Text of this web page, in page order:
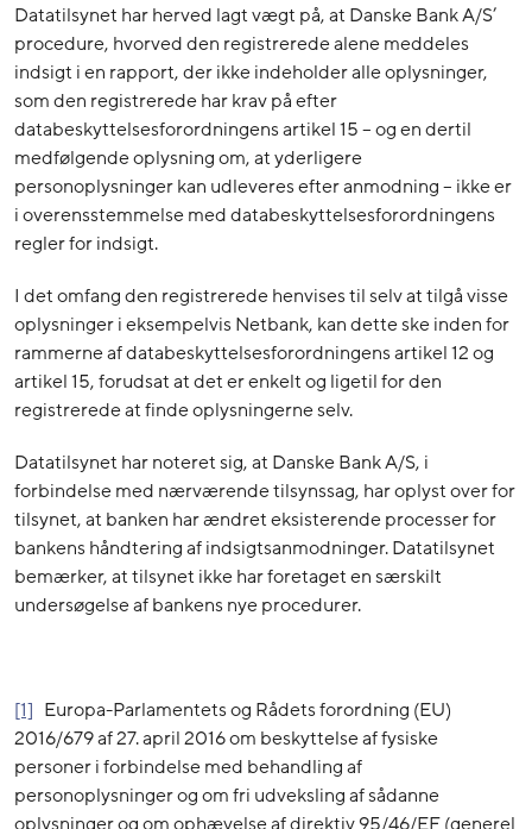
Datatilsynet har herved lagt vægt på, at Danske Bank A/S’
procedure, hvorved den registrerede alene meddeles
indsigt i en rapport, der ikke indeholder alle oplysninger,
som den registrerede har krav på efter
databeskyttelsesforordningens artikel 15 – og en dertil
medfølgende oplysning om, at yderligere
personoplysninger kan udleveres efter anmodning – ikke er
i overensstemmelse med databeskyttelsesforordningens
regler for indsigt.
I det omfang den registrerede henvises til selv at tilgå visse
oplysninger i eksempelvis Netbank, kan dette ske inden for
rammerne af databeskyttelsesforordningens artikel 12 og
artikel 15, forudsat at det er enkelt og ligetil for den
registrerede at finde oplysningerne selv.
Datatilsynet har noteret sig, at Danske Bank A/S, i
forbindelse med nærværende tilsynssag, har oplyst over for
tilsynet, at banken har ændret eksisterende processer for
bankens håndtering af indsigtsanmodninger. Datatilsynet
bemærker, at tilsynet ikke har foretaget en særskilt
undersøgelse af bankens nye procedurer.
[1] Europa-Parlamentets og Rådets forordning (EU)
2016/679 af 27. april 2016 om beskyttelse af fysiske
personer i forbindelse med behandling af
personoplysninger og om fri udveksling af sådanne